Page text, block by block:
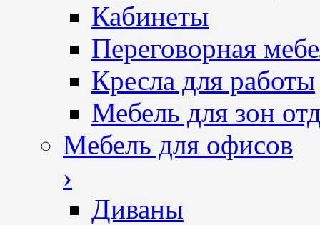
Кабинеты
Переговорная
Кресла для работы
Мебель для зон
Мебель для офисов
›
Диваны